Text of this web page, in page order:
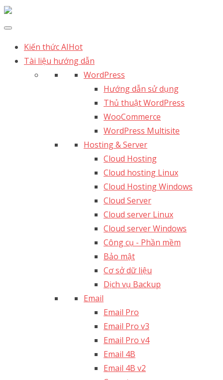
Kiến thức AIHot
Tài liệu hướng dẫn
WordPress
Hướng dẫn sử dụng
Thủ thuật WordPress
WooCommerce
WordPress Multisite
Hosting & Server
Cloud Hosting
Cloud hosting Linux
Cloud Hosting Windows
Cloud Server
Cloud server Linux
Cloud server Windows
Công cụ - Phần mềm
Bảo mật
Cơ sở dữ liệu
Dịch vụ Backup
Email
Email Pro
Email Pro v3
Email Pro v4
Email 4B
Email 4B v2